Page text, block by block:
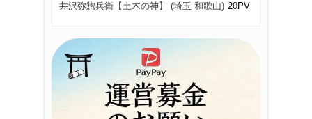
井沢弥惣兵衛【土木の神】 (埼玉 和歌山) 20PV